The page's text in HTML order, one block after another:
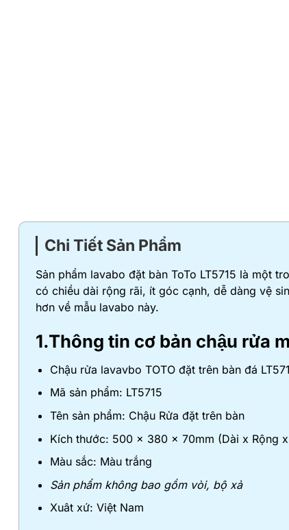
Chi Tiết Sản Phẩm
Sản phẩm lavabo đặt bàn ToTo LT5715 là một
có chiều dài rộng rãi, ít góc cạnh, dễ dàng vệ
hơn về mẫu lavabo này.
1.Thông tin cơ bản chậu rửa
Chậu rửa lavavbo TOTO đặt trên bàn đá
Mã sản phẩm: LT5715
Tên sản phẩm: Chậu Rửa đặt trên bàn
Kích thước: 500 x 380 x 70mm (Dài x Rộng
Màu sắc: Màu trắng
Sản phẩm không bao gồm vòi, bộ xả
Xuât xứ: Việt Nam